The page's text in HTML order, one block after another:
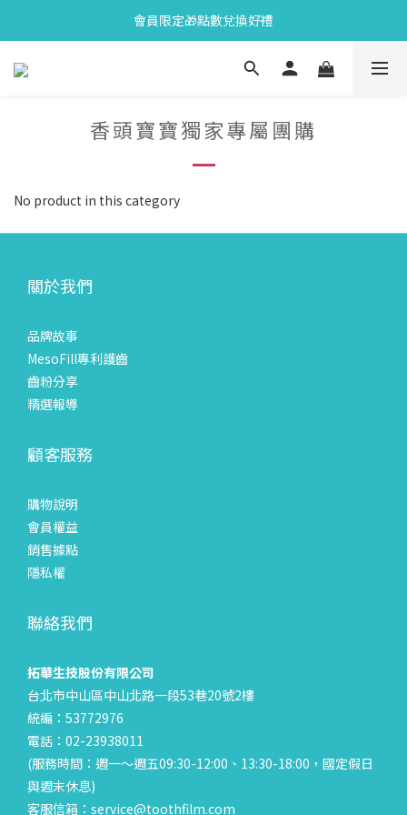
會員限定🎁點數兌換好禮
會員限定🎁點數兌換好禮
全新上市🫧變色牙膏加碼送好禮
香頭寶寶獨家專屬團購
No product in this category
關於我們
品牌故事
MesoFill專利護齒
齒粉分享
精選報導
顧客服務
購物說明
會員權益
銷售據點
隱私權
聯絡我們
拓華生技股份有限公司
台北市中山區中山北路一段53巷20號2樓
統編：53772976
電話：02-23938011
(服務時間：週一～週五09:30-12:00、13:30-18:00，國定假日
與週末休息)
客服信箱：service@toothfilm.com